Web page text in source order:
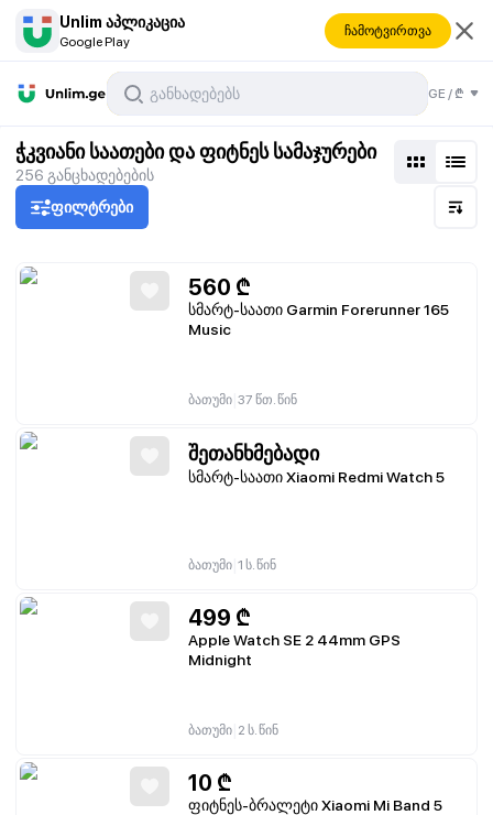
Unlim აპლიკაცია
Google Play
ჩამოტვირთვა
GE /₾
ჭკვიანი საათები და ფიტნეს სამაჯურები
256 განცხადებების
ფილტრები
560 ₾
სმარტ-საათი Garmin Forerunner 165
Music
ბათუმი 37 წთ. წინ
შეთანხმებადი
სმარტ-საათი Xiaomi Redmi Watch 5
ბათუმი 1 ს. წინ
499 ₾
Apple Watch SE 2 44mm GPS
Midnight
ბათუმი 2 ს. წინ
10 ₾
ფიტნეს-ბრალეტი Xiaomi Mi Band 5